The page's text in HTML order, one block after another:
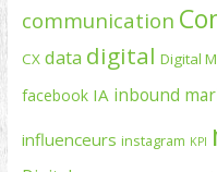
communication
CX data digital Digital
facebook IA inbound
influenceurs instagram KPI